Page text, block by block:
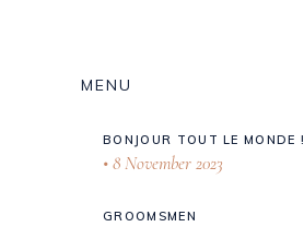
MENU
BONJOUR TOUT LE MONDE !
8 November 2023
GROOMSMEN